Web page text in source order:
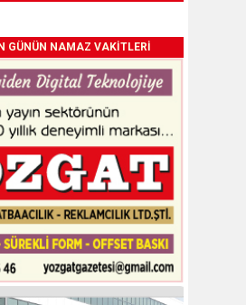
GÜNÜN NAMAZ VAKİTLERİ